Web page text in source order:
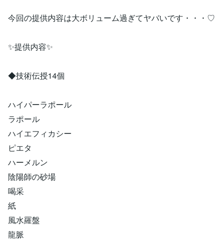
今回の提供内容は大ボリューム過ぎてヤバいです・・・♡
✨提供内容✨
◆技術伝授14個
ハイパーラポール
ラポール
ハイエフィカシー
ピエタ
ハーメルン
陰陽師の砂場
喝采
紙
風水羅盤
龍脈